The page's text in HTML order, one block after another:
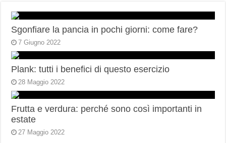
Sgonfiare la pancia in pochi giorni: come fare?
7 Giugno 2022
Plank: tutti i benefici di questo esercizio
28 Maggio 2022
Frutta e verdura: perché sono così importanti in
estate
27 Maggio 2022